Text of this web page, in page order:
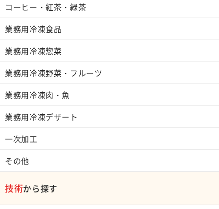
コーヒー・紅茶・緑茶
業務用冷凍食品
業務用冷凍惣菜
業務用冷凍野菜・フルーツ
業務用冷凍肉・魚
業務用冷凍デザート
一次加工
その他
技術から探す